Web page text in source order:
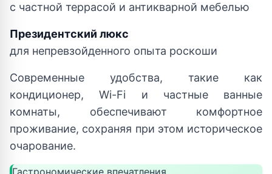
с частной террасой и антикварной мебелью
Президентский люкс
для непревзойденного опыта роскоши
Современные удобства, такие как
кондиционер, Wi-Fi и частные ванные
комнаты, обеспечивают комфортное
проживание, сохраняя при этом историческое
очарование.
Гастрономические впечатления